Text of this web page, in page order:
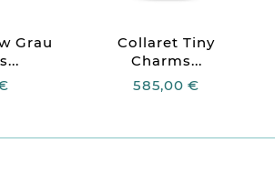
Grau
Collaret Tiny
Charms...
585,00 €